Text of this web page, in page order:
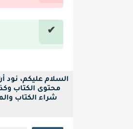
السلام عليكم، نود
محتوى الكتاب
شراء الكتاب